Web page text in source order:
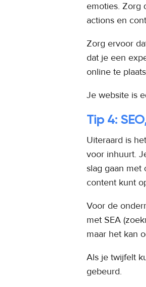
emoties. Zorg
actions en
Zorg ervoor
dat je een
online te
Je website is
Tip 4:
Uiteraard is
voor inhuurt.
slag gaan met
content kunt
Voor de
met SEA
maar het kan
Als je twijfelt
gebeurd.